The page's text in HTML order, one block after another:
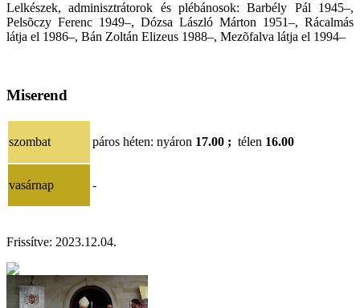
Lelkészek, adminisztrátorok és plébánosok: Barbély Pál 1945–,
Pelsõczy Ferenc 1949–, Dózsa László Márton 1951–, Rácalmás
látja el 1986–, Bán Zoltán Elizeus 1988–, Mezõfalva látja el 1994–
Miserend
szombat páros héten: nyáron 17.00 ; télen 16.00
vasárnap -
Frissítve: 2023.12.04.